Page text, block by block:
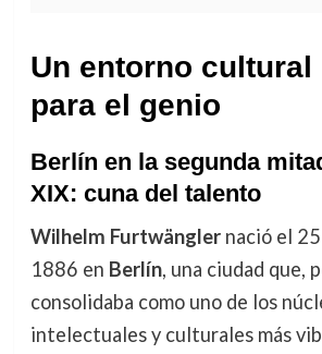
Un entorno
para el genio
Berlín en la segunda
XIX: cuna del talento
Wilhelm Furtwänglernació el
1886 en Berlín, una ciudad que,
consolidaba como uno de los
intelectuales y culturales más